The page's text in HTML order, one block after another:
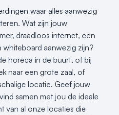
waar alles aanwezig
Wat zijn jouw
draadloos internet, een
aanwezig zijn?
horeca in de buurt, of bij
naar een grote zaal, of
locatie. Geef jouw
samen met jou de ideale
van al onze locaties die